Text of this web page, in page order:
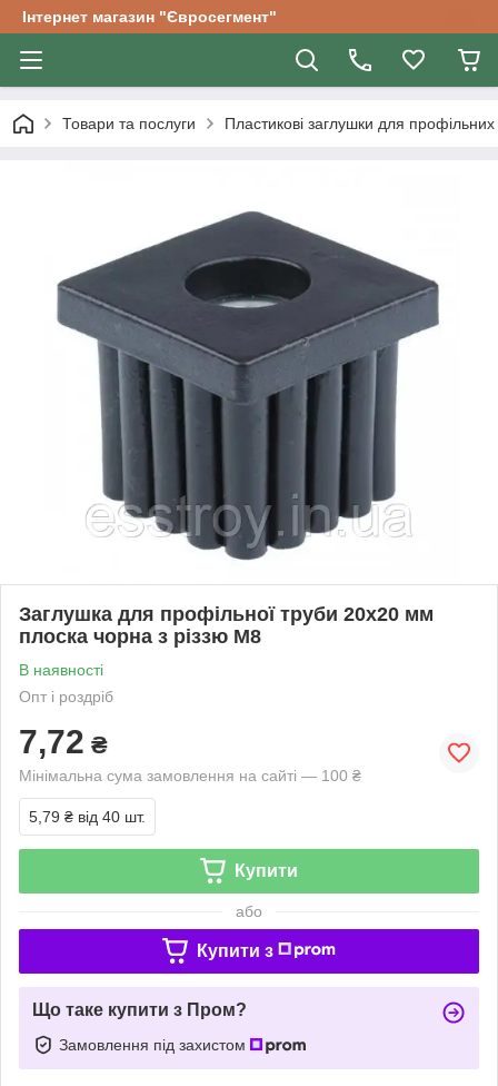
Інтернет магазин "Євросегмент"
Товари та послуги Пластикові заглушки для профільних
Заглушка для профільної труби 20х20 мм
плоска чорна з різзю М8
В наявності
Опт і роздріб
7,72 ₴
Мінімальна сума замовлення на сайті — 100 ₴
5,79 ₴ від 40 шт.
Купити
або
Купити з
Що таке купити з Пром?
Замовлення під захистом